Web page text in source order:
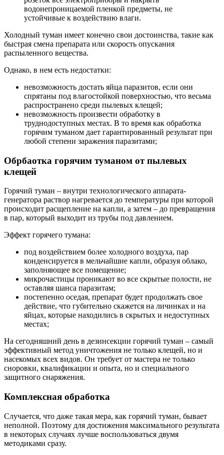
водонепроницаемой пленкой предметы, не
устойчивые к воздействию влаги.
Холодный туман имеет конечно свои достоинства, такие как
быстрая смена препарата или скорость опускания
распыленного вещества.
Однако, в нем есть недостатки:
невозможность достать яйца паразитов, если они
спрятаны под влагостойкой поверхностью, что весьма
распространено среди пылевых клещей;
невозможность произвести обработку в
труднодоступных местах. В то время как обработка
горячим туманом дает гарантированный результат при
любой степени заражения паразитами;
Обрбаотка горячим туманом от пылевых
клещей
Горячий туман – внутри технологического аппарата-
генератора раствор нагревается до температуры при которой
происходит расщепление на капли, а затем – до превращения
в пар, который выходит из трубы под давлением.
Эффект горячего тумана:
под воздействием более холодного воздуха, пар
конденсируется в мельчайшие капли, образуя облако,
заполняющее все помещение;
микрочастицы проникают во все скрытые полости, не
оставляя шанса паразитам;
постепенно оседая, препарат будет продолжать свое
действие, что губительно скажется на личинках и на
яйцах, которые находились в скрытых и недоступных
местах;
На сегодняшний день в дезинсекции горячий туман – самый
эффективный метод уничтожения не только клещей, но и
насекомых всех видов. Он требует от мастера не только
сноровки, квалификации и опыта, но и специального
защитного снаряжения.
Комплексная обработка
Случается, что даже такая мера, как горячий туман, бывает
неполной. Поэтому для достижения максимального результата
в некоторых случаях лучше воспользоваться двумя
методиками сразу.